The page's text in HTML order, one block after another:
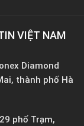
VIỆT NAM
Diamond
thành phố Hà
phố Trạm,